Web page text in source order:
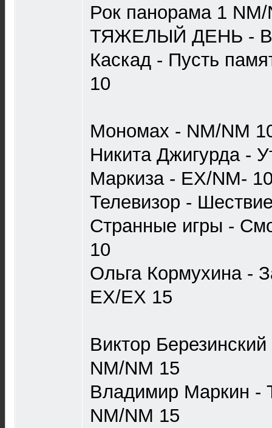
Рок панорама 1 NM/
ТЯЖЕЛЫЙ ДЕНЬ - В
Каскад - Пусть
10
Мономах - NM/NM
Никита Джигурда -
Маркиза - EX/NM-
Телевизор -
Странные игры -
10
Ольга Кормухина -
EX/EX 15
Виктор
NM/NM 15
Владимир Маркин -
NM/NM 15